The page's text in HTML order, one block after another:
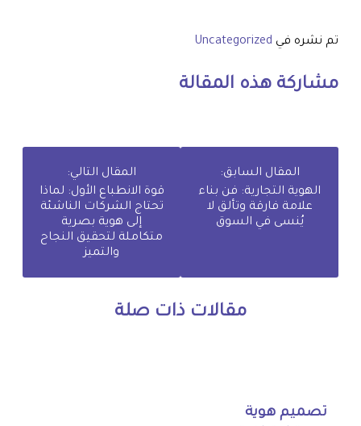
تم نشره في Uncategorized
مشاركة هذه المقالة
المقال السابق:
الهوية التجارية: فن بناء
علامة فارقة وتألق لا
يُنسى في السوق
المقال التالي:
قوة الانطباع الأول: لماذا
تحتاج الشركات الناشئة
إلى هوية بصرية
متكاملة لتحقيق النجاح
والتميز
مقالات ذات صلة
تصميم هوية